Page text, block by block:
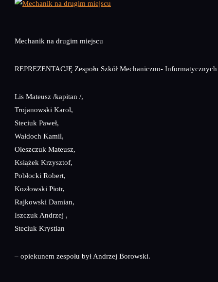
Mechanik na drugim miejscu
REPREZENTACJĘ Zespołu Szkół Mechaniczno-
Lis Mateusz /kapitan /,
Trojanowski Karol,
Steciuk Paweł,
Wałdoch Kamil,
Oleszczuk Mateusz,
Książek Krzysztof,
Pobłocki Robert,
Kozłowski Piotr,
Rajkowski Damian,
Iszczuk Andrzej ,
Steciuk Krystian
– opiekunem zespołu był Andrzej Borowski.